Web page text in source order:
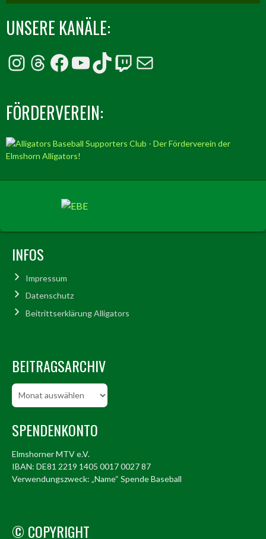
UNSERE KANÄLE:
Instagram
Threads
Facebook
YouTube
TikTok
Twitch
E-Mail
FÖRDERVEREIN:
INFOS
Impressum
Datenschutz
Beitrittserklärung Alligators
BEITRAGSARCHIV
Beitragsarchiv
SPENDENKONTO
Elmshorner MTV e.V.
IBAN: DE81 2219 1405 0017 0027 87
Verwendungszweck: „Name“ Spende Baseball
© COPYRIGHT